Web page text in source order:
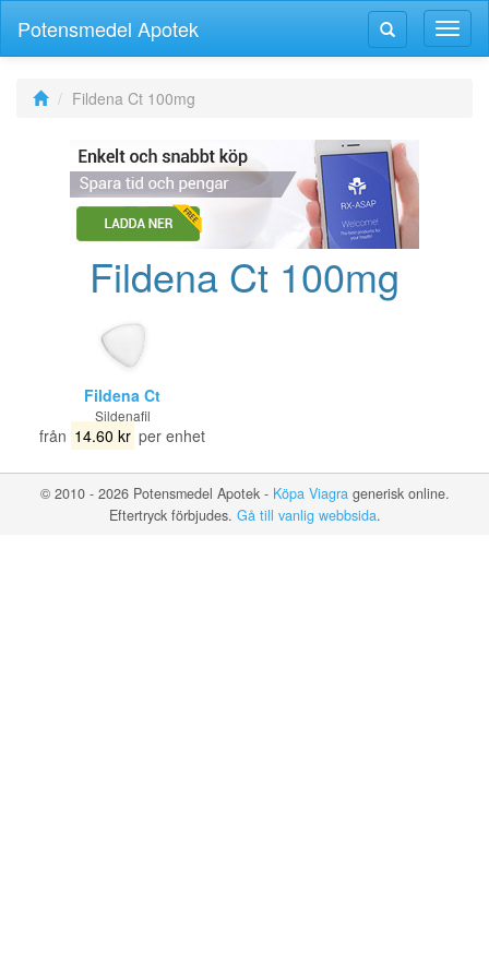
Växla
Växla
navigering
Potensmedel Apotek
Fildena Ct 100mg
Fildena Ct 100mg
Fildena Ct
Sildenafil
från 14.60 kr per enhet
© 2010 - 2026 Potensmedel Apotek - Köpa Viagragenerisk online.
Eftertryck förbjudes. Gå till vanlig webbsida.